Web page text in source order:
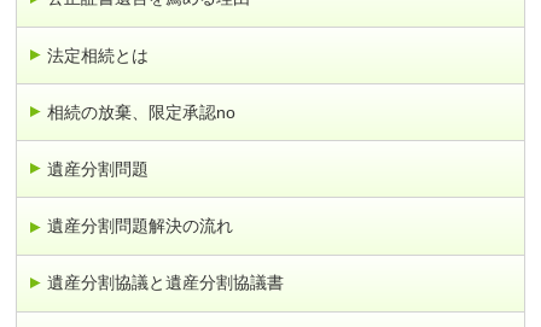
法定相続とは
相続の放棄、限定承認no
遺産分割問題
遺産分割問題解決の流れ
遺産分割協議と遺産分割協議書